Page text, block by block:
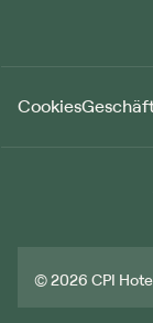
Cookies
© 2026 CPI